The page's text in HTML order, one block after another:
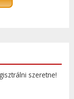
szeretne!